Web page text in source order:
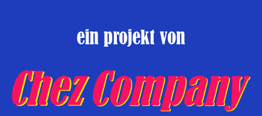
ein projekt von